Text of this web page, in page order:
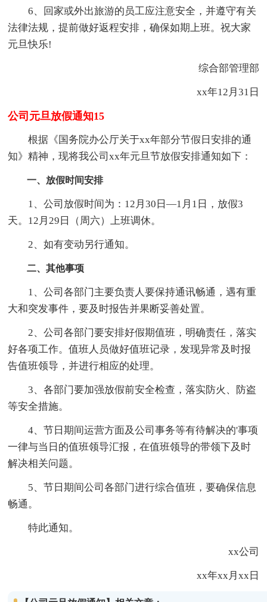
6、回家或外出旅游的员工应注意安全，并遵守有关
法律法规，提前做好返程安排，确保如期上班。祝大家
元旦快乐!
综合部管理部
xx年12月31日
公司元旦放假通知15
根据《国务院办公厅关于xx年部分节假日安排的通
知》精神，现将我公司xx年元旦节放假安排通知如下：
一、放假时间安排
1、公司放假时间为：12月30日—1月1日，放假3
天。12月29日（周六）上班调休。
2、如有变动另行通知。
二、其他事项
1、公司各部门主要负责人要保持通讯畅通，遇有重
大和突发事件，要及时报告并果断妥善处置。
2、公司各部门要安排好假期值班，明确责任，落实
好各项工作。值班人员做好值班记录，发现异常及时报
告值班领导，并进行相应的处理。
3、各部门要加强放假前安全检查，落实防火、防盗
等安全措施。
4、节日期间运营方面及公司事务等有待解决的'事项
一律与当日的值班领导汇报，在值班领导的带领下及时
解决相关问题。
5、节日期间公司各部门进行综合值班，要确保信息
畅通。
特此通知。
xx公司
xx年xx月xx日